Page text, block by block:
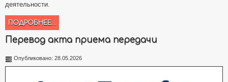
деятельности.
ПОДРОБНЕЕ...
Перевод акта приема передачи
Опубликовано: 28.05.2026